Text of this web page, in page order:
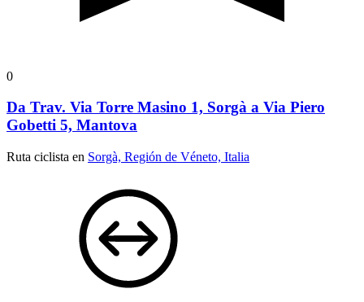
0
Da Trav. Via Torre Masino 1, Sorgà a Via Piero
Gobetti 5, Mantova
Ruta ciclista en Sorgà, Región de Véneto, Italia